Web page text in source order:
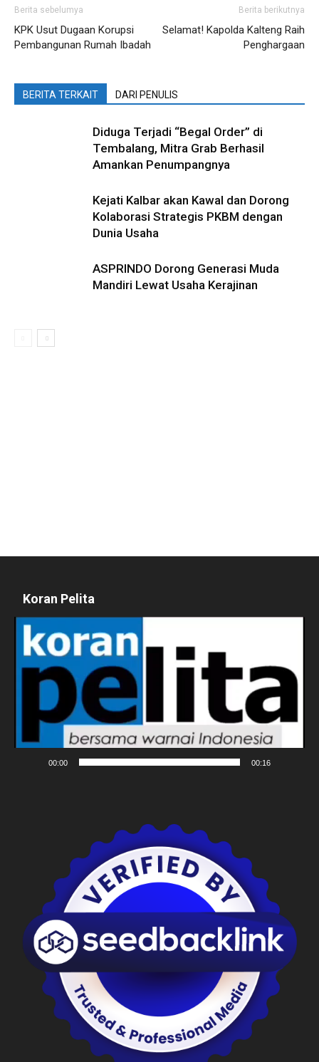
Berita sebelumya
KPK Usut Dugaan Korupsi
Pembangunan Rumah Ibadah
Berita berikutnya
Selamat! Kapolda Kalteng Raih
Penghargaan
BERITA TERKAIT DARI PENULIS
Diduga Terjadi “Begal Order” di
Tembalang, Mitra Grab Berhasil
Amankan Penumpangnya
Kejati Kalbar akan Kawal dan Dorong
Kolaborasi Strategis PKBM dengan
Dunia Usaha
ASPRINDO Dorong Generasi Muda
Mandiri Lewat Usaha Kerajinan
Koran Pelita
Pemutar
Video
00:00 00:16